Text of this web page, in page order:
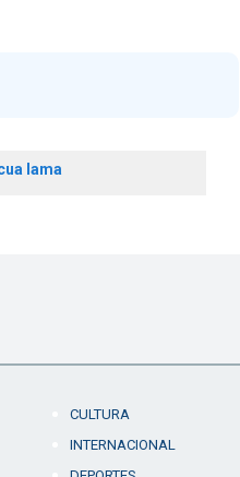
lama
CULTURA
INTERNACIONAL